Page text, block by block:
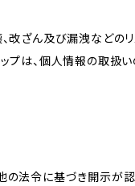
改ざん及び漏洩などの
ップは、個人情報の取
の法令に基づき開示が